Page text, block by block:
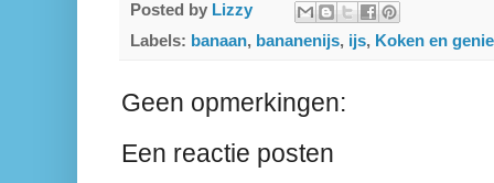
Posted by Lizzy
Labels: banaan, bananenijs, ijs, Koken en
Geen opmerkingen:
Een reactie posten